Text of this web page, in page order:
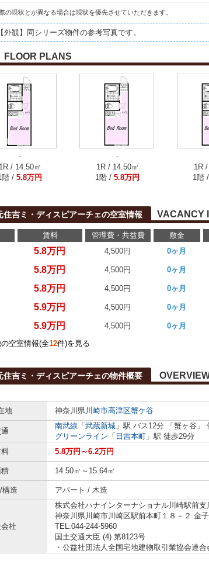
の現状とが異なる場合は現状を優先させていただきます。
【外観】同シリーズ物件の参考写真です。
FLOOR PLANS
-
1R / 14.50㎡
階 / 5.8万円
-
1R / 14.50㎡
1階 / 5.8万円
1R
1階 /
住吉ミ・ディスピアーチェの空室情報 VACANCY
賃料 管理費・共益費 敷金
5.8万円 4,500円 0ヶ月
5.8万円 4,500円 0ヶ月
5.8万円 4,500円 0ヶ月
5.9万円 4,500円 0ヶ月
5.9万円 4,500円 0ヶ月
空室情報(全12件)を見る
住吉ミ・ディスピアーチェの物件概要
地
神奈川県川崎市高津区蟹ケ谷
南武線 「 武蔵新城 」駅 バス12分 「蟹ヶ谷」
グリーンライン 「 日吉本町 」駅 徒歩29分
5.8万円～6.2万円
14.50㎡～15.64㎡
構造 アパート / 木造
社
株式会社ハナインターナショナル川崎駅前支
神奈川県川崎市川崎区駅前本町１８－２ 金
TEL:044-244-5960
国土交通大臣 (4) 第8123号
・公益社団法人全国宅地建物取引業協会連合